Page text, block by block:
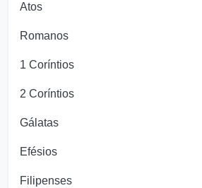
Atos
Romanos
1 Coríntios
2 Coríntios
Gálatas
Efésios
Filipenses